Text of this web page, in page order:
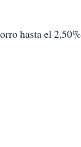
hasta el 2,50%